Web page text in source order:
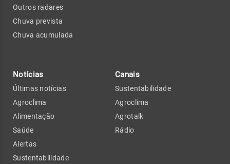
Outros radares
Chuva prevista
Chuva acumulada
Notícias
Últimas notícias
Agroclima
Alimentação
Saúde
Alertas
Sustentabilidade
Canais
Sustentabilidade
Agroclima
Agrotalk
Rádio